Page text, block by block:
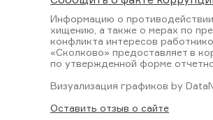
Информацию о
хищению, а также о мерах по
конфликта интересов
«Сколково» предоставляет в
по утвержденной форме
Визуализация графиков by
Оставить отзыв о сайте